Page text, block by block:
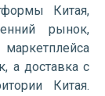
Китая,
рынок,
а доставка с
Китая.